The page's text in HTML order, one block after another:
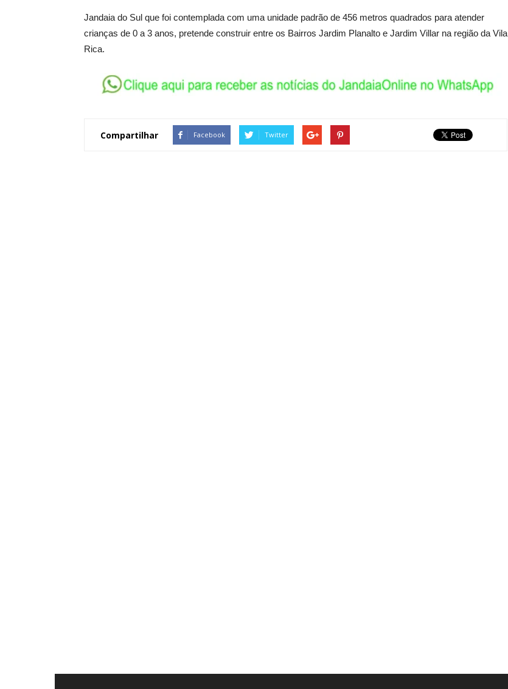
Jandaia do Sul que foi contemplada com uma unidade padrão de 456 metros quadrados para atender
crianças de 0 a 3 anos, pretende construir entre os Bairros Jardim Planalto e Jardim Villar na região da Vila
Rica.
Compartilhar Facebook Twitter